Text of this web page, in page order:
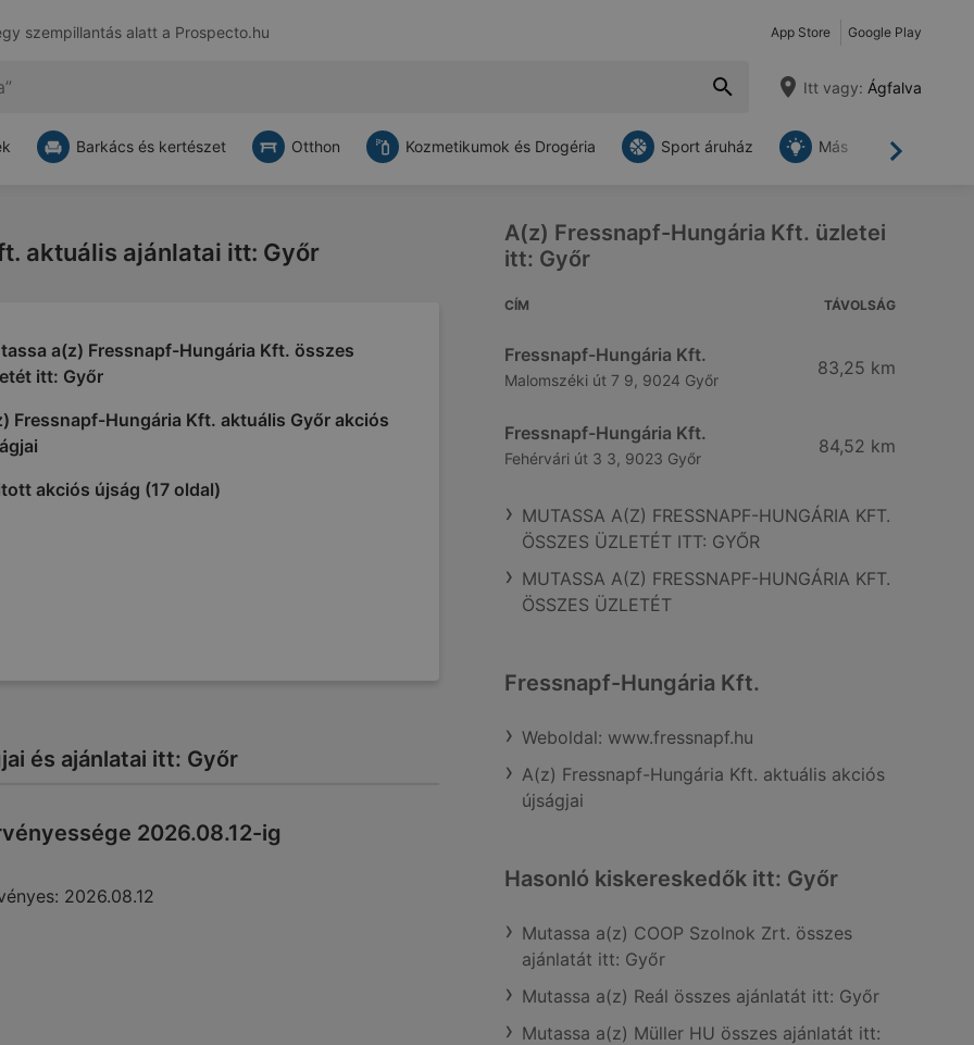
szempillantás alatt a Prospecto.hu App Store Google Play
Itt vagy: Ágfalva
Tovább
Barkács és kertészet Otthon Kozmetikumok és Drogéria Sport áruház Más
aktuális ajánlatai itt: Győr
a(z) Fressnapf-Hungária Kft. összes
itt: Győr
Fressnapf-Hungária Kft. aktuális Győr akciós
akciós újság (17 oldal)
és ajánlatai itt: Győr
2026.08.12-ig
2026.08.12
A(z) Fressnapf-Hungária Kft. üzletei
itt: Győr
CÍM TÁVOLSÁG
Fressnapf-Hungária Kft.
Malomszéki út 7 9, 9024 Győr
83,25 km
Fressnapf-Hungária Kft.
Fehérvári út 3 3, 9023 Győr
84,52 km
MUTASSA A(Z) FRESSNAPF-HUNGÁRIA KFT.
ÖSSZES ÜZLETÉT ITT: GYŐR
MUTASSA A(Z) FRESSNAPF-HUNGÁRIA KFT.
ÖSSZES ÜZLETÉT
Fressnapf-Hungária Kft.
Weboldal: www.fressnapf.hu
A(z) Fressnapf-Hungária Kft. aktuális akciós
újságjai
Hasonló kiskereskedők itt: Győr
Mutassa a(z) COOP Szolnok Zrt. összes
ajánlatát itt: Győr
Mutassa a(z) Reál összes ajánlatát itt: Győr
Mutassa a(z) Müller HU összes ajánlatát itt: